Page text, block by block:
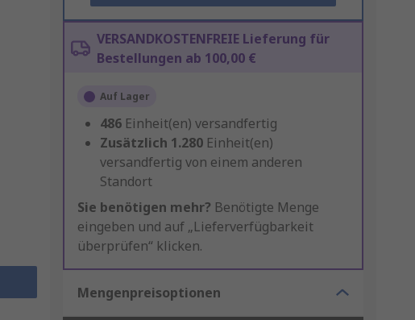
VERSANDKOSTENFREIE Lieferung für
Bestellungen ab 100,00 €
Auf Lager
486 Einheit(en) versandfertig
Zusätzlich 1.280 Einheit(en)
versandfertig von einem anderen
Standort
Sie benötigen mehr? Benötigte Menge
eingeben und auf „Lieferverfügbarkeit
überprüfen“ klicken.
Mengenpreisoptionen